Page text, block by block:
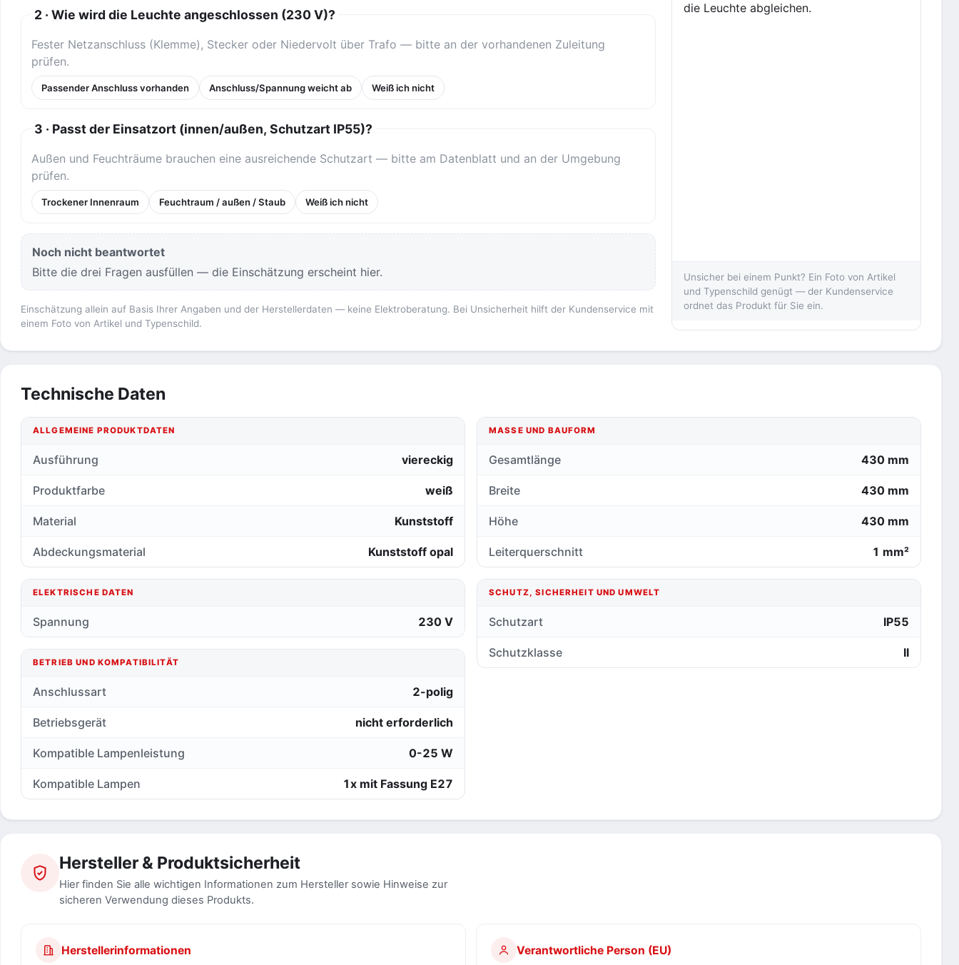
2 · Wie wird die Leuchte angeschlossen (230 V)?
Fester Netzanschluss (Klemme), Stecker oder Niedervolt über Trafo — bitte an der vorhandenen Zuleitung
prüfen.
Passender Anschluss vorhanden Anschluss/Spannung weicht ab Weiß ich nicht
3 · Passt der Einsatzort (innen/außen, Schutzart IP55)?
Außen und Feuchträume brauchen eine ausreichende Schutzart — bitte am Datenblatt und an der Umgebung
prüfen.
Trockener Innenraum Feuchtraum / außen / Staub Weiß ich nicht
Noch nicht beantwortet
Bitte die drei Fragen ausfüllen — die Einschätzung erscheint hier.
Einschätzung allein auf Basis Ihrer Angaben und der Herstellerdaten — keine Elektroberatung. Bei Unsicherheit hilft der Kundenservice mit
einem Foto von Artikel und Typenschild.
die Leuchte abgleichen.
Unsicher bei einem Punkt? Ein Foto von Artikel
und Typenschild genügt — der Kundenservice
ordnet das Produkt für Sie ein.
Technische Daten
ALLGEMEINE PRODUKTDATEN
Ausführung viereckig
Produktfarbe weiß
Material Kunststoff
Abdeckungsmaterial Kunststoff opal
ELEKTRISCHE DATEN
Spannung 230 V
BETRIEB UND KOMPATIBILITÄT
Anschlussart 2-polig
Betriebsgerät nicht erforderlich
Kompatible Lampenleistung 0-25 W
Kompatible Lampen 1x mit Fassung E27
MASSE UND BAUFORM
Gesamtlänge 430 mm
Breite 430 mm
Höhe 430 mm
Leiterquerschnitt 1 mm²
SCHUTZ, SICHERHEIT UND UMWELT
Schutzart IP55
Schutzklasse II
Hersteller & Produktsicherheit
Hier finden Sie alle wichtigen Informationen zum Hersteller sowie Hinweise zur
sicheren Verwendung dieses Produkts.
Herstellerinformationen Verantwortliche Person (EU)